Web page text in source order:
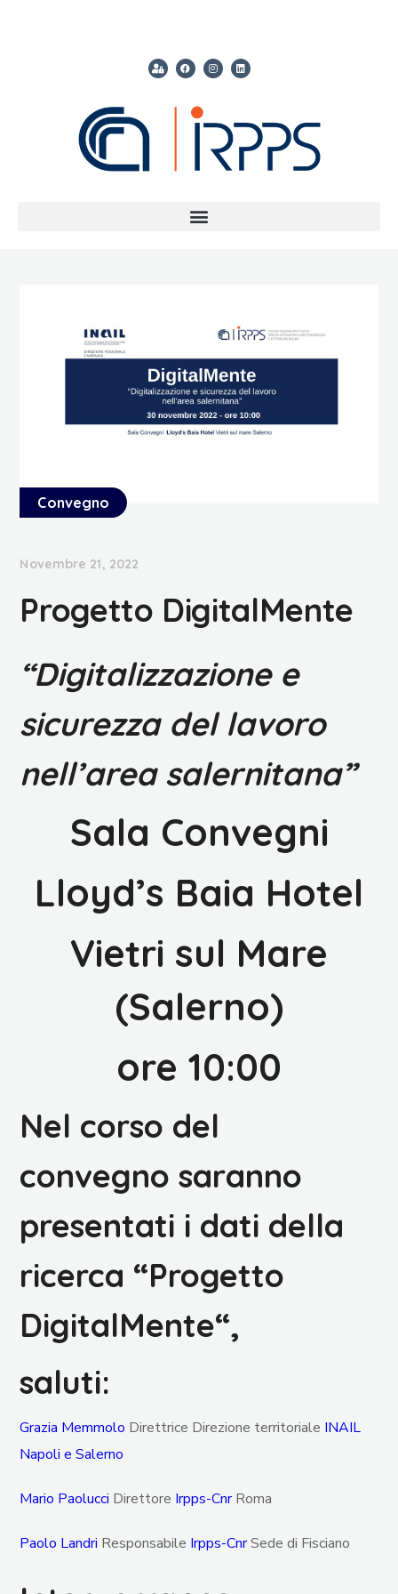
Convegno
Novembre 21, 2022
Progetto DigitalMente
“Digitalizzazione e
sicurezza del lavoro
nell’area salernitana”
Sala Convegni
Lloyd’s Baia Hotel
Vietri sul Mare
(Salerno)
ore 10:00
Nel corso del
convegno saranno
presentati i dati della
ricerca “Progetto
DigitalMente“,
saluti:
Grazia Memmolo Direttrice Direzione territoriale INAIL
Napoli e Salerno
Mario Paolucci Direttore Irpps-CnrRoma
Paolo Landri Responsabile Irpps-CnrSede di Fisciano